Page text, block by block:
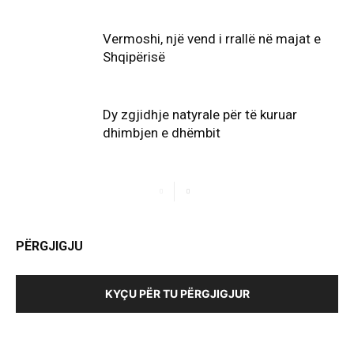
Vermoshi, një vend i rrallë në majat e
Shqipërisë
Dy zgjidhje natyrale për të kuruar
dhimbjen e dhëmbit
PËRGJIGJU
KYÇU PËR TU PËRGJIGJUR